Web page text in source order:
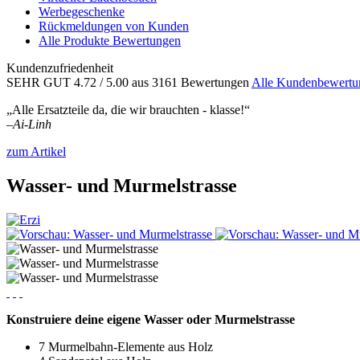
Werbegeschenke
Rückmeldungen von Kunden
Alle Produkte Bewertungen
Kundenzufriedenheit
SEHR GUT 4.72 / 5.00 aus 3161 Bewertungen Alle
„Alle Ersatzteile da, die wir brauchten - klasse!“
–Ai-Linh
zum Artikel
Wasser- und Murmelstrasse
Konstruiere deine eigene Wasser oder Murmelstrasse
7 Murmelbahn-Elemente aus Holz